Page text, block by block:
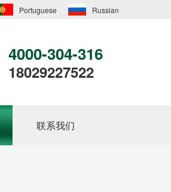
Portuguese Russian
4000-304-316
18029227522
联系我们